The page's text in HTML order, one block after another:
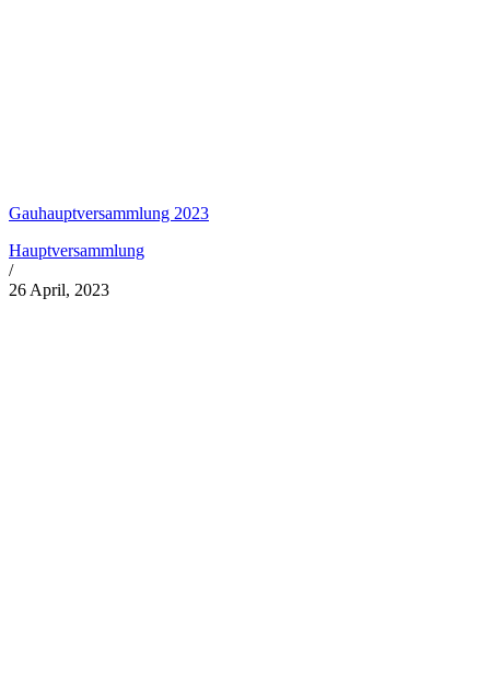
Gauhauptversammlung 2023
Hauptversammlung
/
26 April, 2023